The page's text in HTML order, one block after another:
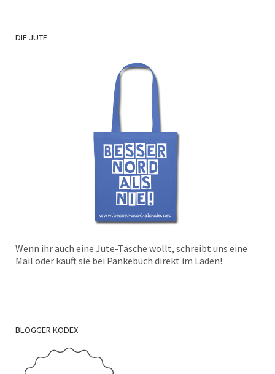
DIE JUTE
Wenn ihr auch eine Jute-Tasche wollt, schreibt uns eine
Mail oder kauft sie bei Pankebuch direkt im Laden!
BLOGGER KODEX